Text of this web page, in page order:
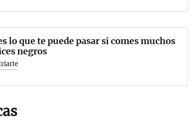
lo que te puede pasar si comes muchos
negros